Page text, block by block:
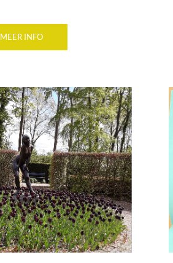
MEER INFO